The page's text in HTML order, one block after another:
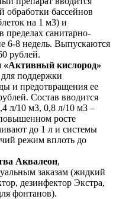
обработки бассейнов
на 1 м3) и
пределах санитарно-
6-8 недель. Выпускаются
рублей.
кислород»
поддержки
и предотвращения ее
Состав вводится
л/10 м3, 0,8 л/10 м3 –
росте
до 1 л и системы
режим вплоть до
Аквалеон,
заказам (жидкий
дезинфектор Экстра,
фонтанов).